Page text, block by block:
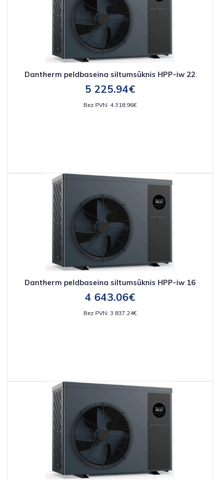
Dantherm peldbaseina siltumsūknis HPP-iw 22
5 225.94€
Bez PVN: 4 318.96€
Dantherm peldbaseina siltumsūknis HPP-iw 16
4 643.06€
Bez PVN: 3 837.24€